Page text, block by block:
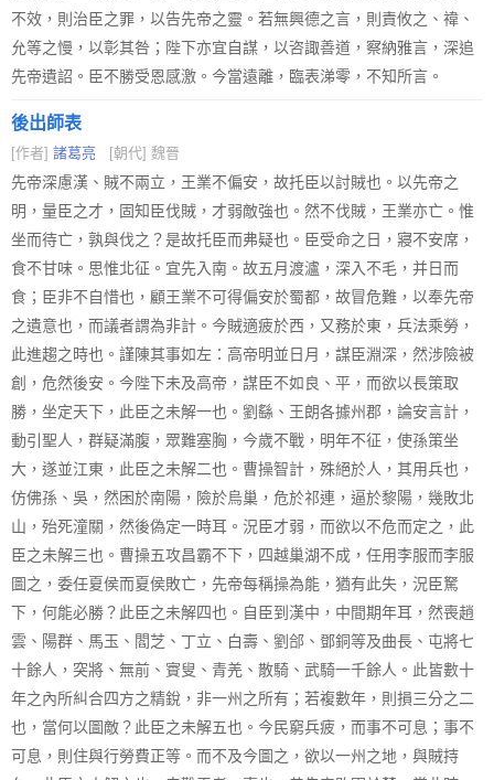
不效，則治臣之罪，以告先帝之靈。若無興德之言，則責攸之、禕、
允等之慢，以彰其咎；陛下亦宜自謀，以咨諏善道，察納雅言，深追
先帝遺詔。臣不勝受恩感激。今當遠離，臨表涕零，不知所言。
後出師表
[作者] 諸葛亮 [朝代] 魏晉
先帝深慮漢、賊不兩立，王業不偏安，故托臣以討賊也。以先帝之
明，量臣之才，固知臣伐賊，才弱敵強也。然不伐賊，王業亦亡。惟
坐而待亡，孰與伐之？是故托臣而弗疑也。臣受命之日，寢不安席，
食不甘味。思惟北征。宜先入南。故五月渡瀘，深入不毛，并日而
食；臣非不自惜也，顧王業不可得偏安於蜀都，故冒危難，以奉先帝
之遺意也，而議者謂為非計。今賊適疲於西，又務於東，兵法乘勞，
此進趨之時也。謹陳其事如左：高帝明並日月，謀臣淵深，然涉險被
創，危然後安。今陛下未及高帝，謀臣不如良、平，而欲以長策取
勝，坐定天下，此臣之未解一也。劉繇、王朗各據州郡，論安言計，
動引聖人，群疑滿腹，眾難塞胸，今歲不戰，明年不征，使孫策坐
大，遂並江東，此臣之未解二也。曹操智計，殊絕於人，其用兵也，
仿佛孫、吳，然困於南陽，險於烏巢，危於祁連，逼於黎陽，幾敗北
山，殆死潼關，然後偽定一時耳。況臣才弱，而欲以不危而定之，此
臣之未解三也。曹操五攻昌霸不下，四越巢湖不成，任用李服而李服
圖之，委任夏侯而夏侯敗亡，先帝每稱操為能，猶有此失，況臣駑
下，何能必勝？此臣之未解四也。自臣到漢中，中間期年耳，然喪趙
雲、陽群、馬玉、閻芝、丁立、白壽、劉郃、鄧銅等及曲長、屯將七
十餘人，突將、無前、賨叟、青羌、散騎、武騎一千餘人。此皆數十
年之內所糾合四方之精銳，非一州之所有；若複數年，則損三分之二
也，當何以圖敵？此臣之未解五也。今民窮兵疲，而事不可息；事不
可息，則住與行勞費正等。而不及今圖之，欲以一州之地，與賊持